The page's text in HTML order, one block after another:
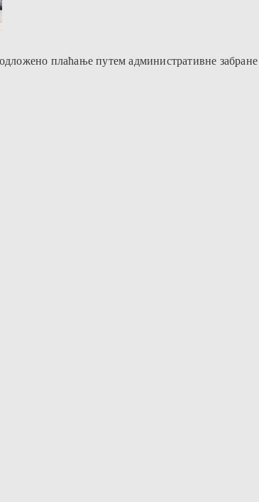
плаћање путем административне забране